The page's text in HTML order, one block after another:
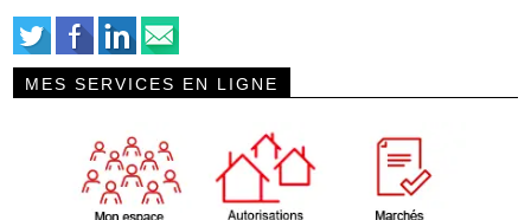
MES SERVICES EN LIGNE